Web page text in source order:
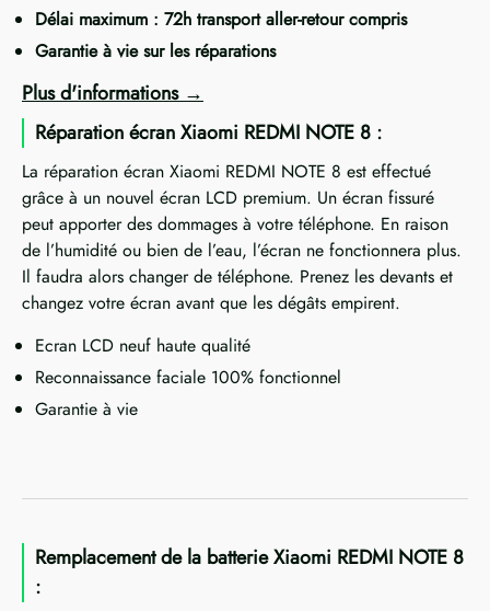
Délai maximum : 72h transport aller-retour compris
Garantie à vie sur les réparations
Plus d'informations
Réparation écran Xiaomi REDMI NOTE 8 :
La réparation écran Xiaomi REDMI NOTE 8 est effectué
grâce à un nouvel écran LCD premium. Un écran fissuré
peut apporter des dommages à votre téléphone. En raison
de l’humidité ou bien de l’eau, l’écran ne fonctionnera plus.
Il faudra alors changer de téléphone. Prenez les devants et
changez votre écran avant que les dégâts empirent.
Ecran LCD neuf haute qualité
Reconnaissance faciale 100% fonctionnel
Garantie à vie
Remplacement de la batterie Xiaomi REDMI NOTE 8
: